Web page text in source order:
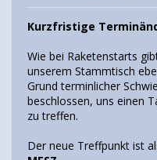
Kurzfristige
Wie bei Raketenstarts
unserem Stammtisch
Grund terminlicher
beschlossen, uns einen
zu treffen.
Der neue Treffpunkt ist